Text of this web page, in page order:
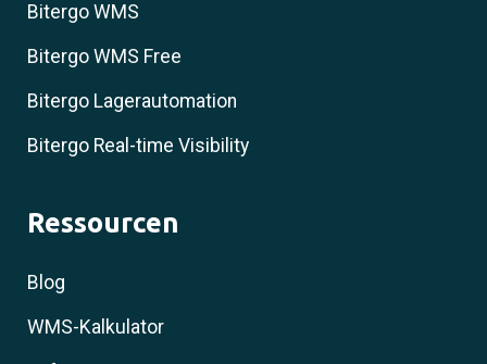
Bitergo WMS
Bitergo WMS Free
Bitergo Lagerautomation
Bitergo Real-time Visibility
Ressourcen
Blog
WMS-Kalkulator